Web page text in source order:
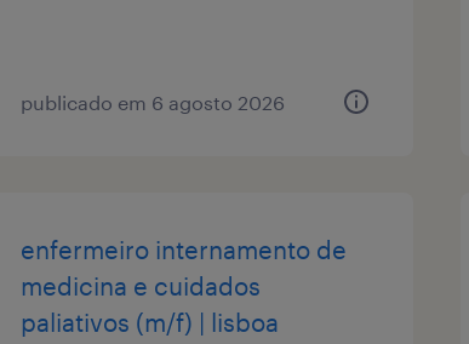
publicado em 6 agosto 2026
enfermeiro internamento de
medicina e cuidados
paliativos (m/f) | lisboa